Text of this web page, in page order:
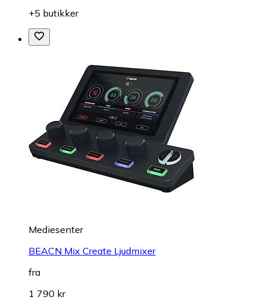
+5 butikker
Mediesenter
BEACN Mix Create Ljudmixer
fra
1 790 kr